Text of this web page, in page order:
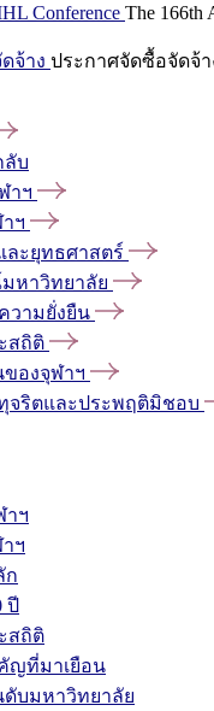
Conference The 166th
จ้าง ประกาศจัดซื้อจัดจ้า
ลับ
าฯ
ฯ
ละยุทธศาสตร์
หาวิทยาลัย
วามยั่งยืน
สถิติ
องจุฬาฯ
จริตและประพฤติมิชอบ
าฯ
ฯ
ก
ปี
สถิติ
ญที่มาเยือน
ดับมหาวิทยาลัย